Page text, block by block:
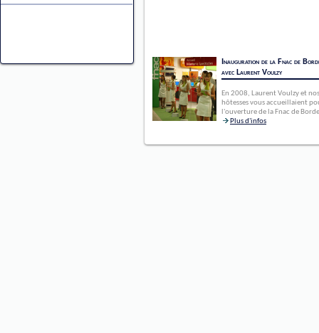
Inauguration de la Fnac de
avec Laurent Voulzy
En 2008, Laurent Voulzy et nos
hôtesses vous accueillaient
l'ouverture de la Fnac de
Plus d'infos